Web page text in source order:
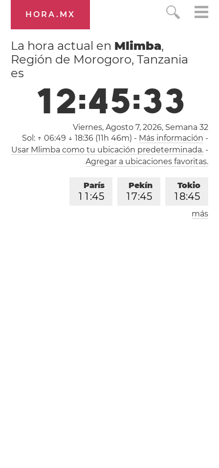
HORA.MX
La hora actual en Mlimba,
Región de Morogoro, Tanzania
es
12:45:34
Viernes, Agosto 7, 2026, Semana 32
Sol: ↑ 06:49 ↓ 18:36 (11h 46m) - Más información -
Usar Mlimba como tu ubicación predeterminada.-
Agregar a ubicaciones favoritas.
Tokio
1 8:45
Pekín
1 7:45
París
1 1 :45
Londres
más